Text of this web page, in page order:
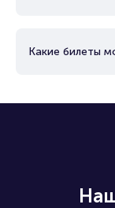
Какие билеты